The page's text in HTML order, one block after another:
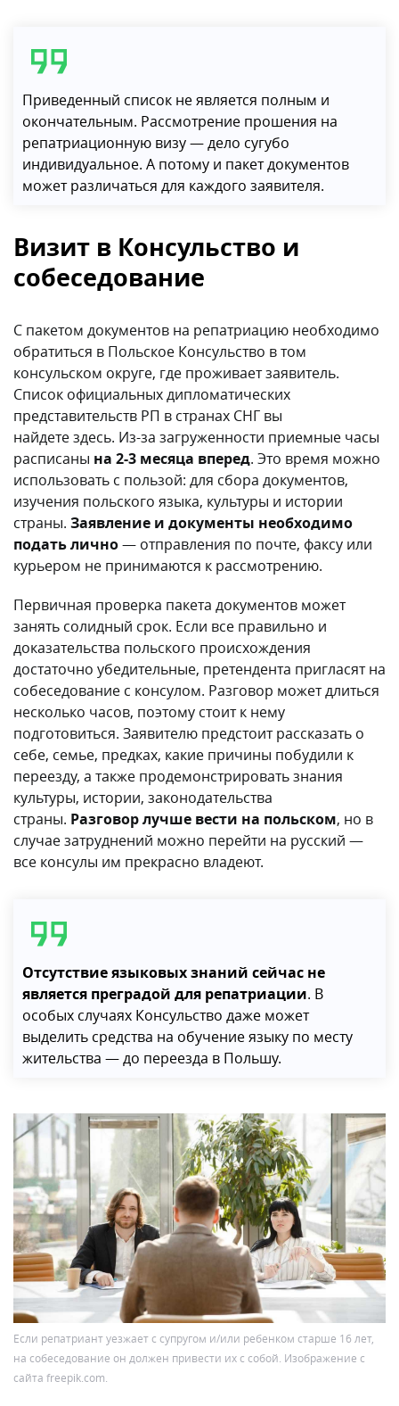
Приведенный список не является полным и
окончательным. Рассмотрение прошения на
репатриационную визу — дело сугубо
индивидуальное. А потому и пакет документов
может различаться для каждого заявителя.
Визит в Консульство и
собеседование
С пакетом документов на репатриацию необходимо
обратиться в Польское Консульство в том
консульском округе, где проживает заявитель.
Список официальных дипломатических
представительств РП в странах СНГ вы
найдете здесь. Из-за загруженности приемные часы
расписаны на 2-3 месяца вперед. Это время можно
использовать с пользой: для сбора документов,
изучения польского языка, культуры и истории
страны. Заявление и документы необходимо
подать лично— отправления по почте, факсу или
курьером не принимаются к рассмотрению.
Первичная проверка пакета документов может
занять солидный срок. Если все правильно и
доказательства польского происхождения
достаточно убедительные, претендента пригласят на
собеседование с консулом. Разговор может длиться
несколько часов, поэтому стоит к нему
подготовиться. Заявителю предстоит рассказать о
себе, семье, предках, какие причины побудили к
переезду, а также продемонстрировать знания
культуры, истории, законодательства
страны. Разговор лучше вести на польском, но в
случае затруднений можно перейти на русский —
все консулы им прекрасно владеют.
Отсутствие языковых знаний сейчас не
является преградой для репатриации. В
особых случаях Консульство даже может
выделить средства на обучение языку по месту
жительства — до переезда в Польшу.
Если репатриант уезжает с супругом и/или ребенком старше 16 лет,
на собеседование он должен привести их с собой. Изображение с
сайта freepik.com.